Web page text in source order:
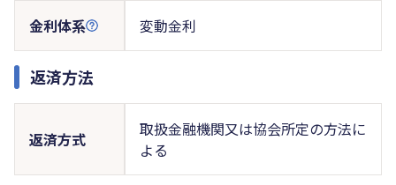
金利体系 変動金利
返済方法
返済方式
取扱金融機関又は協会所定の方法に
よる